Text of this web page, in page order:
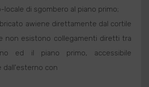
di sgombero al piano primo;
awiene direttamente dal cortile
non esistono collegamenti diretti tra
ed il piano primo, accessibile
dall'esterno con